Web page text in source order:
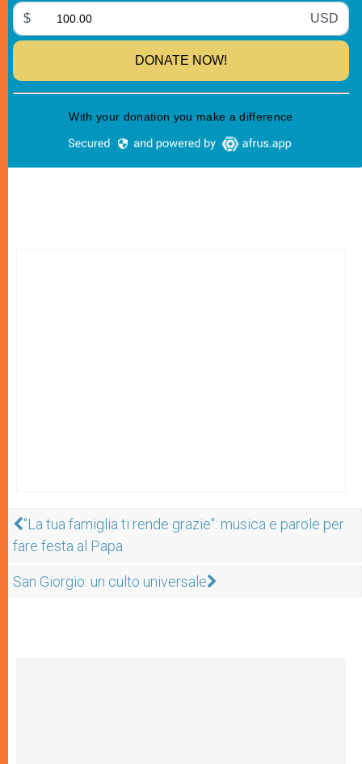
"La tua famiglia ti rende grazie": musica e parole per
fare festa al Papa
San Giorgio: un culto universale